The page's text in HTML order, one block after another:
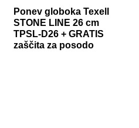
Ponev globoka Texell
STONE LINE 26 cm
TPSL-D26 + GRATIS
zaščita za posodo